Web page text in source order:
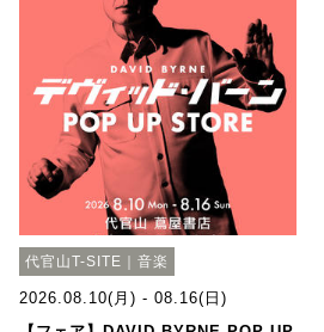
代官山T-SITE｜音楽
2026.08.10(月) - 08.16(日)